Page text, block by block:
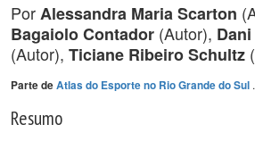
PorAlessandra Maria Scarton
Bagaiolo Contador (Autor),
(Autor), Ticiane Ribeiro Schultz
Parte deAtlas do Esporte no Rio Grande do Sul
Resumo